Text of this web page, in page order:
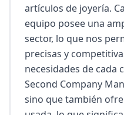
artículos de joyería.
equipo posee una
sector, lo que nos
precisas y
necesidades de cada
Second Company
sino que también